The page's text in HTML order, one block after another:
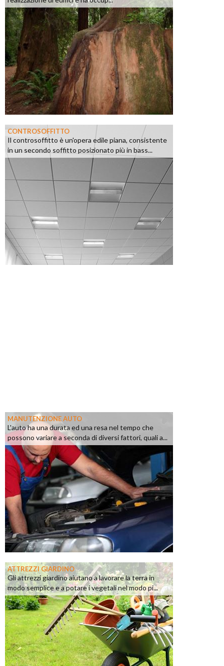
CONTROSOFFITTO
Il controsoffitto è un'opera edile piana, consistente
in un secondo soffitto posizionato più in bass...
MANUTENZIONE AUTO
L'auto ha una durata ed una resa nel tempo che
possono variare a seconda di diversi fattori, quali a...
ATTREZZI GIARDINO
Gli attrezzi giardino aiutano a lavorare la terra in
modo semplice e a potare i vegetali nel modo pi...